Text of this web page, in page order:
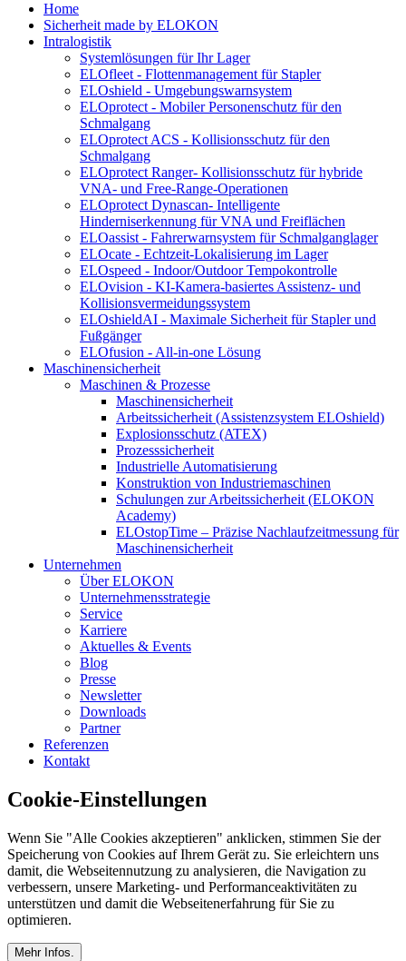
Home
Sicherheit made by ELOKON
Intralogistik
Systemlösungen für Ihr Lager
ELOfleet - Flottenmanagement für Stapler
ELOshield - Umgebungswarnsystem
ELOprotect - Mobiler Personenschutz für den
Schmalgang
ELOprotect ACS - Kollisionsschutz für den
Schmalgang
ELOprotect Ranger- Kollisionsschutz für hybride
VNA- und Free-Range-Operationen
ELOprotect Dynascan- Intelligente
Hinderniserkennung für VNA und Freiflächen
ELOassist - Fahrerwarnsystem für Schmalganglager
ELOcate - Echtzeit-Lokalisierung im Lager
ELOspeed - Indoor/Outdoor Tempokontrolle
ELOvision - KI-Kamera-basiertes Assistenz- und
Kollisionsvermeidungssystem
ELOshieldAI - Maximale Sicherheit für Stapler und
Fußgänger
ELOfusion - All-in-one Lösung
Maschinensicherheit
Maschinen & Prozesse
Maschinensicherheit
Arbeitssicherheit (Assistenzsystem ELOshield)
Explosionsschutz (ATEX)
Prozesssicherheit
Industrielle Automatisierung
Konstruktion von Industriemaschinen
Schulungen zur Arbeitssicherheit (ELOKON
Academy)
ELOstopTime – Präzise Nachlaufzeitmessung für
Maschinensicherheit
Unternehmen
Über ELOKON
Unternehmensstrategie
Service
Karriere
Aktuelles & Events
Blog
Presse
Newsletter
Downloads
Partner
Referenzen
Kontakt
Cookie-Einstellungen
Wenn Sie "Alle Cookies akzeptieren" anklicken, stimmen Sie der
Speicherung von Cookies auf Ihrem Gerät zu. Sie erleichtern uns
damit, die Webseitennutzung zu analysieren, die Navigation zu
verbessern, unsere Marketing- und Performanceaktivitäten zu
unterstützen und damit die Webseitenerfahrung für Sie zu
optimieren.
Mehr Infos.